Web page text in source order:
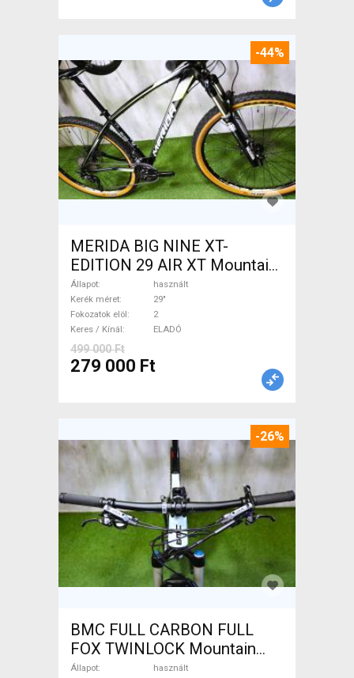
-44%
MERIDA BIG NINE XT-
EDITION 29 AIR XT Mountain
Bike 29" elöl teleszkópos
használt ELADÓ
Állapot
használt
Kerék méret
29"
Fokozatok elöl
2
Keres / Kínál
ELADÓ
499 000 Ft
279 000 Ft
-26%
BMC FULL CARBON FULL
FOX TWINLOCK Mountain
Bike 29" össztelós / fully
Állapot
használt